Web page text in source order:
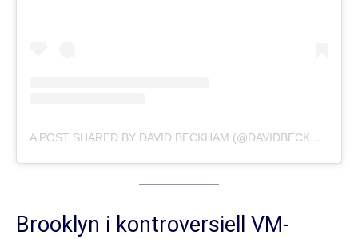
A POST SHARED BY DAVID BECKHAM (@DAVIDBECKHAM)
Brooklyn i kontroversiell VM-